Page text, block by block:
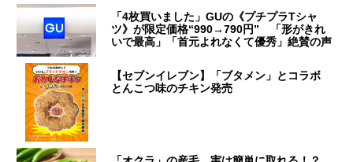
「4枚買いました」GUの《プチプラTシャ
ツ》が限定価格“990→790円” 「形がきれ
いで最高」「首元よれなくて優秀」絶賛の声
【セブンイレブン】「ブタメン」とコラボ
とんこつ味のチキン発売